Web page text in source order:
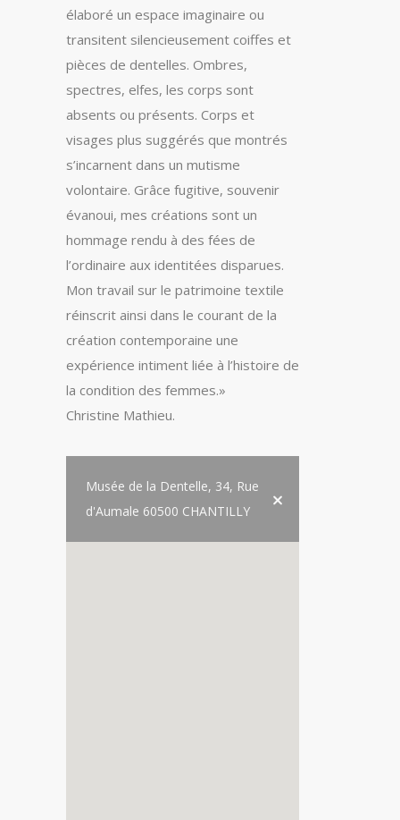
élaboré un espace imaginaire ou
transitent silencieusement coiffes et
pièces de dentelles. Ombres,
spectres, elfes, les corps sont
absents ou présents. Corps et
visages plus suggérés que montrés
s’incarnent dans un mutisme
volontaire. Grâce fugitive, souvenir
évanoui, mes créations sont un
hommage rendu à des fées de
l’ordinaire aux identitées disparues.
Mon travail sur le patrimoine textile
réinscrit ainsi dans le courant de la
création contemporaine une
expérience intiment liée à l’histoire de
la condition des femmes.»
Christine Mathieu.
Musée de la Dentelle, 34, Rue
d'Aumale 60500 CHANTILLY